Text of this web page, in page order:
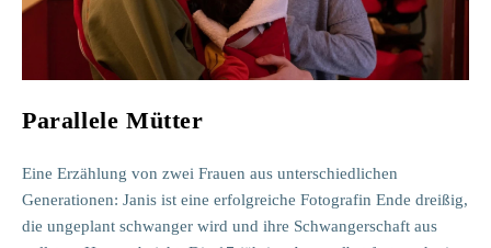
Parallele Mütter
Eine Erzählung von zwei Frauen aus unterschiedlichen
Generationen: Janis ist eine erfolgreiche Fotografin Ende dreißig,
die ungeplant schwanger wird und ihre Schwangerschaft aus